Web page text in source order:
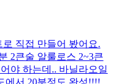
직접 만들어 봤어요.
2큰술 알룰로스 2~3큰
야 하는데.. 바닐라오일
에서 20분정도 완성!!!!